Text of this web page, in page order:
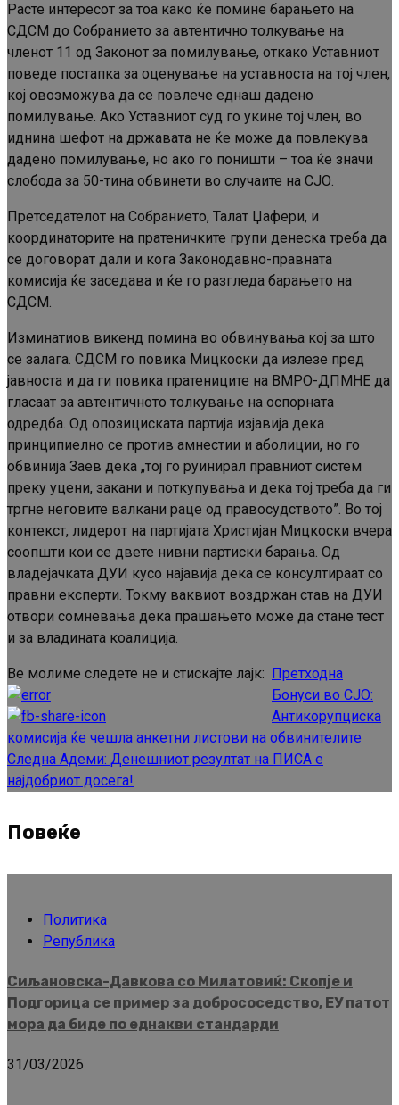
Расте интересот за тоа како ќе помине барањето на
СДСМ до Собранието за автентично толкување на
членот 11 од Законот за помилување, откако Уставниот
поведе постапка за оценување на уставноста на тој член,
кој овозможува да се повлече еднаш дадено
помилување. Ако Уставниот суд го укине тој член, во
иднина шефот на државата не ќе може да повлекува
дадено помилување, но ако го поништи – тоа ќе значи
слобода за 50-тина обвинети во случаите на СЈО.
Претседателот на Собранието, Талат Џафери, и
координаторите на пратеничките групи денеска треба да
се договорат дали и кога Законодавно-правната
комисија ќе заседава и ќе го разгледа барањето на
СДСМ.
Изминатиов викенд помина во обвинувања кој за што
се залага. СДСМ го повика Мицкоски да излезе пред
јавноста и да ги повика пратениците на ВМРО-ДПМНЕ да
гласаат за автентичното толкување на оспорната
одредба. Од опозициската партија изјавија дека
принципиелно се против амнестии и аболиции, но го
обвинија Заев дека „тој го руинирал правниот систем
преку уцени, закани и поткупувања и дека тој треба да ги
тргне неговите валкани раце од правосудството”. Во тој
контекст, лидерот на партијата Христијан Мицкоски вчера
соопшти кои се двете нивни партиски барања. Од
владејачката ДУИ кусо најавија дека се консултираат со
правни експерти. Токму ваквиот воздржан став на ДУИ
отвори сомневања дека прашањето може да стане тест
и за владината коалиција.
Ве молиме следете не и стискајте лајк:
Continue
Reading
Претходна
Бонуси во СЈО:
Антикорупциска
комисија ќе чешла анкетни листови на обвинителите
Следна Адеми: Денешниот резултат на ПИСА е
најдобриот досега!
Повеќе
Политика
Република
Сиљановска-Давкова со Милатовиќ: Скопје и
Подгорица се пример за добрососедство, ЕУ патот
мора да биде по еднакви стандарди
31/03/2026